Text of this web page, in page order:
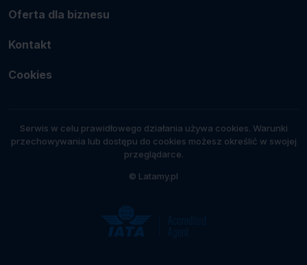
Oferta dla biznesu
Kontakt
Cookies
Serwis w celu prawidłowego działania używa cookies. Warunki
przechowywania lub dostępu do cookies możesz określić w swojej
przeglądarce.
© Latamy.pl